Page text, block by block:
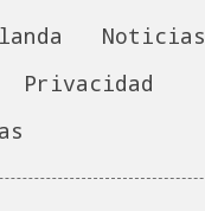
Noticias
Privacidad